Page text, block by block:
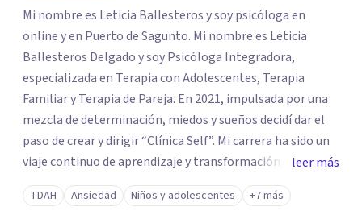
Mi nombre es Leticia Ballesteros y soy psicóloga en
online y en Puerto de Sagunto. Mi nombre es Leticia
Ballesteros Delgado y soy Psicóloga Integradora,
especializada en Terapia con Adolescentes, Terapia
Familiar y Terapia de Pareja. En 2021, impulsada por una
mezcla de determinación, miedos y sueños decidí dar el
paso de crear y dirigir “Clínica Self”. Mi carrera ha sido un
viaje continuo de aprendizaje y transformación,
moldeado por másters, especializaciones y experiencias
que han reafirmado mi verdadera vocación: acompañar a
leer más
TDAH Ansiedad Niños y adolescentes +7 más